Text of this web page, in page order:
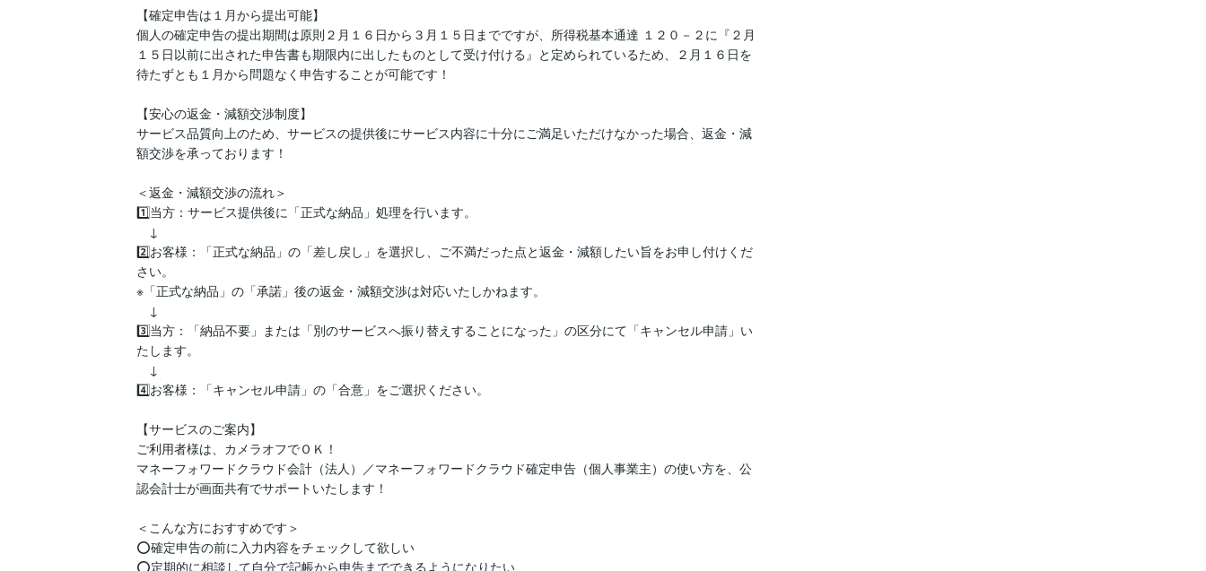
【確定申告は１月から提出可能】
個人の確定申告の提出期間は原則２月１６日から３月１５日までですが、所得税基本通達 １２０－２に『２月
１５日以前に出された申告書も期限内に出したものとして受け付ける』と定められているため、２月１６日を
待たずとも１月から問題なく申告することが可能です！
【安心の返金・減額交渉制度】
サービス品質向上のため、サービスの提供後にサービス内容に十分にご満足いただけなかった場合、返金・減
額交渉を承っております！
＜返金・減額交渉の流れ＞
1️⃣当方：サービス提供後に「正式な納品」処理を行います。
↓
2️⃣お客様：「正式な納品」の「差し戻し」を選択し、ご不満だった点と返金・減額したい旨をお申し付けくだ
さい。
※「正式な納品」の「承諾」後の返金・減額交渉は対応いたしかねます。
↓
3️⃣当方：「納品不要」または「別のサービスへ振り替えすることになった」の区分にて「キャンセル申請」い
たします。
↓
4️⃣お客様：「キャンセル申請」の「合意」をご選択ください。
【サービスのご案内】
ご利用者様は、カメラオフでＯＫ！
マネーフォワードクラウド会計（法人）／マネーフォワードクラウド確定申告（個人事業主）の使い方を、公
認会計士が画面共有でサポートいたします！
＜こんな方におすすめです＞
⭕️確定申告の前に入力内容をチェックして欲しい
⭕️定期的に相談して自分で記帳から申告までできるようになりたい